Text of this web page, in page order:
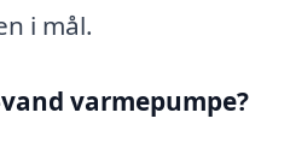
i mål.
varmepumpe?